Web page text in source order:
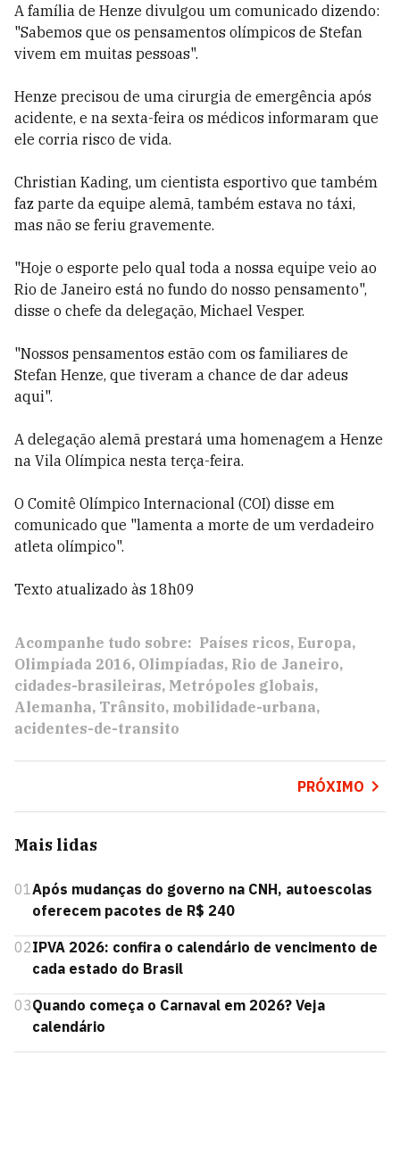
A família de Henze divulgou um comunicado dizendo:
"Sabemos que os pensamentos olímpicos de Stefan
vivem em muitas pessoas".
Henze precisou de uma cirurgia de emergência após
acidente, e na sexta-feira os médicos informaram que
ele corria risco de vida.
Christian Kading, um cientista esportivo que também
faz parte da equipe alemã, também estava no táxi,
mas não se feriu gravemente.
"Hoje o esporte pelo qual toda a nossa equipe veio ao
Rio de Janeiro está no fundo do nosso pensamento",
disse o chefe da delegação, Michael Vesper.
"Nossos pensamentos estão com os familiares de
Stefan Henze, que tiveram a chance de dar adeus
aqui".
A delegação alemã prestará uma homenagem a Henze
na Vila Olímpica nesta terça-feira.
O Comitê Olímpico Internacional (COI) disse em
comunicado que "lamenta a morte de um verdadeiro
atleta olímpico".
Texto atualizado às 18h09
Acompanhe tudo sobre: Países ricos Europa
Olimpíada 2016 Olimpíadas Rio de Janeiro
cidades-brasileiras Metrópoles globais
Alemanha Trânsito mobilidade-urbana
acidentes-de-transito
PRÓXIMO
Mais lidas
01Após mudanças do governo na CNH, autoescolas
oferecem pacotes de R$ 240
02IPVA 2026: confira o calendário de vencimento de
cada estado do Brasil
03Quando começa o Carnaval em 2026? Veja
calendário